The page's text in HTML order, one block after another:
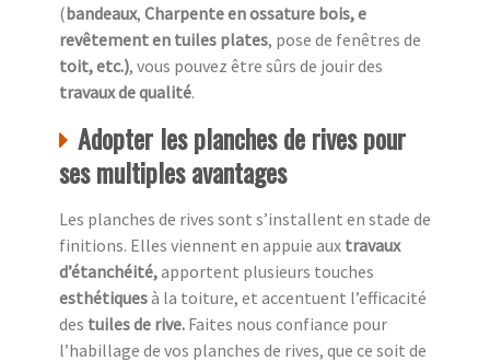
(bandeaux, Charpente en ossature bois, e
revêtement en tuiles plates, pose de fenêtres de
toit, etc.), vous pouvez être sûrs de jouir des
travaux de qualité.
Adopter les planches de rives pour
ses multiples avantages
Les planches de rives sont s’installent en stade de
finitions. Elles viennent en appuie aux travaux
d’étanchéité,apportent plusieurs touches
esthétiquesà la toiture, et accentuent l’efficacité
des tuiles de rive. Faites nous confiance pour
l’habillage de vos planches de rives, que ce soit de